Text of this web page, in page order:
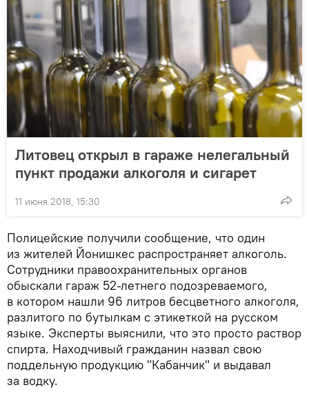
Литовец открыл в гараже нелегальный
пункт продажи алкоголя и сигарет
11 июня 2018, 15:30
Полицейские получили сообщение, что один
из жителей Йонишкес распространяет алкоголь.
Сотрудники правоохранительных органов
обыскали гараж 52-летнего подозреваемого,
в котором нашли 96 литров бесцветного алкоголя,
разлитого по бутылкам с этикеткой на русском
языке. Эксперты выяснили, что это просто раствор
спирта. Находчивый гражданин назвал свою
поддельную продукцию "Кабанчик" и выдавал
за водку.